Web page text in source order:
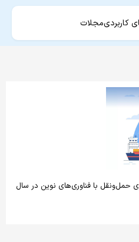
کاربردیمجلات
با فناوری‌های نوین در سال